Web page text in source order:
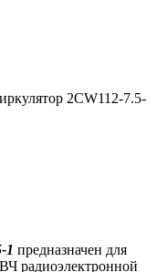
2CW112-7.5-
1 предназначен для
радиоэлектронной